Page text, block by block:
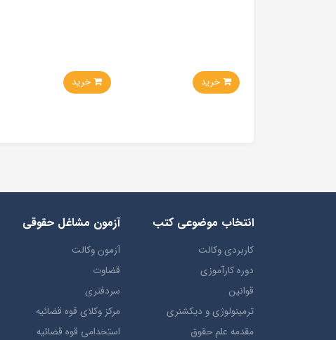
خرید خرید
انتخاب​ موضوعي​ کتب
کاربردی وکالت
دوره کارآموزی
قوانین
ترمينولوژي و ديکشنري
مقدمه علم حقوق
آزمون مشاغل حقوقی
آزمون وکالت
قضاوت
سردفتری
مرکز وکلای قوه قضائیه
استخدامی قوه قضائیه